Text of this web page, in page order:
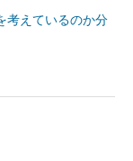
考えているのか分